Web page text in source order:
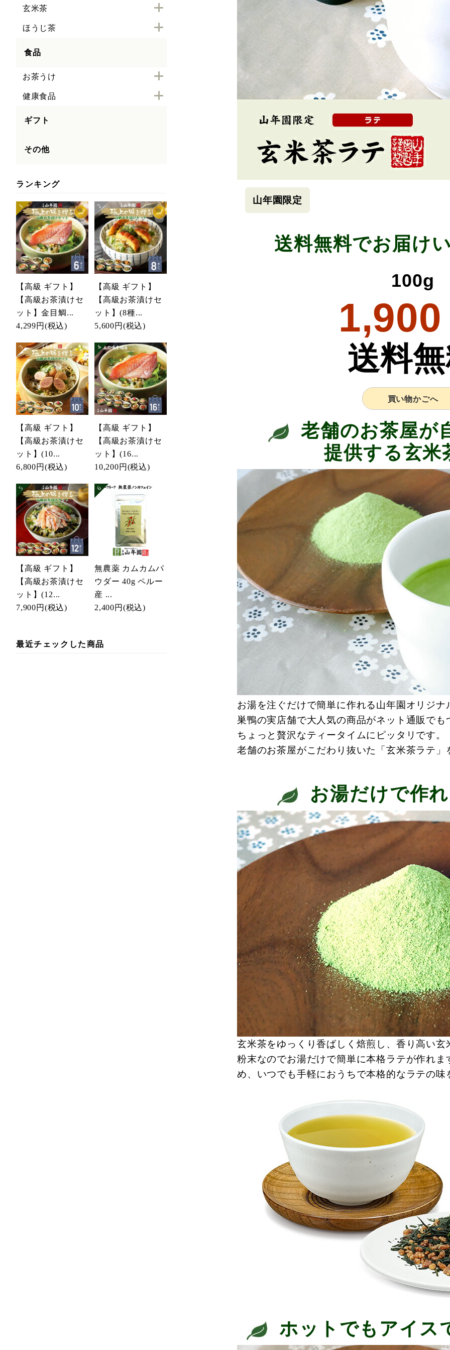
玄米茶
ほうじ茶
食品
お茶うけ
健康食品
ギフト
その他
ランキング
【高級 ギフト】
【高級お茶漬けセ
ット】金目鯛...
4,299円 (税込)
【高級 ギフト】
【高級お茶漬けセ
ット】(8種...
5,600円 (税込)
【高級 ギフト】
【高級お茶漬けセ
ット】(10...
6,800円 (税込)
【高級 ギフト】
【高級お茶漬けセ
ット】(16...
10,200円 (税込)
【高級 ギフト】
【高級お茶漬けセ
ット】(12...
7,900円 (税込)
無農薬 カムカムパ
ウダー 40g ペルー
産 ...
2,400円 (税込)
最近チェックした商品
山年園限定
送料無料でお届け
100g
1,900
送料
買い物かごへ
老舗のお茶屋が
提供する玄米
お湯を注ぐだけで簡単に作れる山年園オリジナ
巣鴨の実店舗で大人気の商品がネット通販で
ちょっと贅沢なティータイムにピッタリです。
老舗のお茶屋がこだわり抜いた「玄米茶ラテ
お湯だけで作
玄米茶をゆっくり香ばしく焙煎し、香り高い
粉末なのでお湯だけで簡単に本格ラテが作れ
め、いつでも手軽におうちで本格的なラテの味
ホットでもアイス